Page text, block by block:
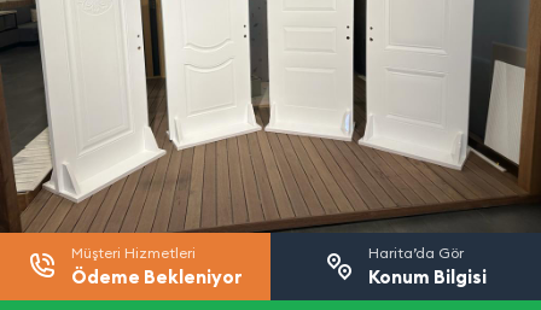
Müşteri Hizmetleri
Ödeme Bekleniyor
Harita’da Gör
Konum Bilgisi